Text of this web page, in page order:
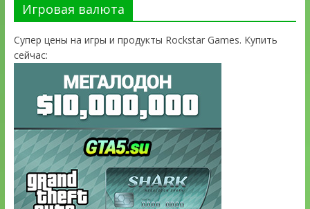
Игровая валюта
Супер цены на игры и продукты Rockstar Games. Купить
сейчас: